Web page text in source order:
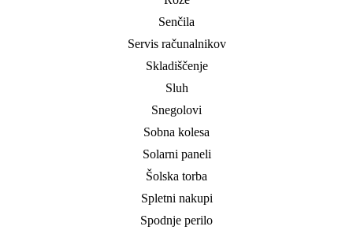
Senčila
Servis računalnikov
Skladiščenje
Sluh
Snegolovi
Sobna kolesa
Solarni paneli
Šolska torba
Spletni nakupi
Spodnje perilo